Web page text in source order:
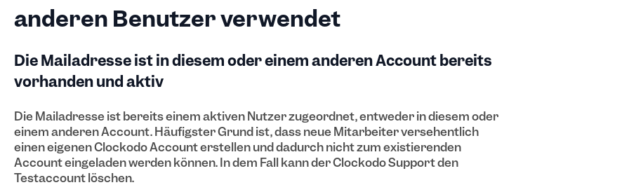
anderen Benutzer verwendet
Die Mailadresse ist in diesem oder einem anderen Account bereits
vorhanden und aktiv
Die Mailadresse ist bereits einem aktiven Nutzer zugeordnet, entweder in diesem oder
einem anderen Account. Häufigster Grund ist, dass neue Mitarbeiter versehentlich
einen eigenen Clockodo Account erstellen und dadurch nicht zum existierenden
Account eingeladen werden können. In dem Fall kann der Clockodo Support den
Testaccount löschen.